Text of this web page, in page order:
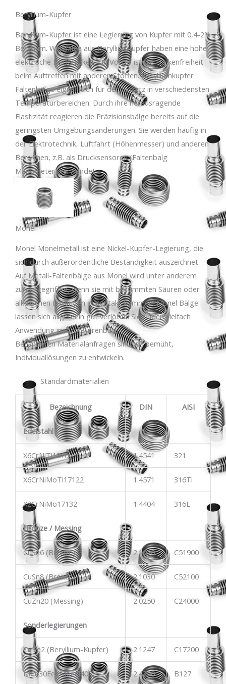
Beryllium-Kupfer
Beryllium-Kupfer ist eine Legierung von Kupfer mit 0,4-2%
Beryllium. Wellbälge aus Berylliumkupfer haben eine hohe
elektrische Leitfähigkeit. Ein Vorteil ist die Funkenfreiheit
beim Auftreffen mit anderen Stoffen. Berylliumkupfer
Faltenbälge eignen sich für den Einsatz in verschiedensten
Temperaturbereichen. Durch ihre herausragende
Elastizität reagieren die Präzisionsbälge bereits auf die
geringsten Umgebungsänderungen. Sie werden häufig in
der Elektrotechnik, Luftfahrt (Höhenmesser) und anderen
Bereichen, z.B. als Drucksensoren (Faltenbalg
Manometer) verwendet.
Monel
Monel Monelmetall ist eine Nickel-Kupfer-Legierung, die
sich durch außerordentliche Beständigkeit auszeichnet.
Auf Metall-Faltenbälge aus Monel wird unter anderem
zurückgegriffen, wenn sie mit bestimmten Säuren oder
alkalischen Lösungen in Kontakt kommen. Monel Bälge
lassen sich allgemein gut verlöten. Sie finden vielfach
Anwendung im Armaturenbau.
Bei anderen Materialanfragen sind wir bemüht,
Individuallösungen zu entwickeln.
Standardmaterialien
Bezeichnung DIN AISI
Edelstahl
X6CrNiTi1810 1.4541 321
X6CrNiMoTi17122 1.4571 316Ti
X2CrNiMo17132 1.4404 316L
Bronze / Messing
CuSn6 (Bronze) 2.1020 C51900
CuSn8 (Bronze) 2.1030 C52100
CuZn20 (Messing) 2.0250 C24000
Sonderlegierungen
CuBe2 (Beryllium-Kupfer) 2.1247 C17200
NiCu30Fe (Monel400) 2.4360 B127